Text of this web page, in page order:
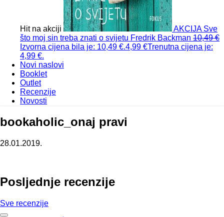
Hit na akciji AKCIJA Sve
što moj sin treba znati o svijetu Fredrik Backman 10,49€
Izvorna cijena bila je: 10,49 €.4,99 €Trenutna cijena je:
4,99 €.
Novi naslovi
Booklet
Outlet
Recenzije
Novosti
bookaholic_onaj pravi
28.01.2019.
Posljednje recenzije
Sve recenzije